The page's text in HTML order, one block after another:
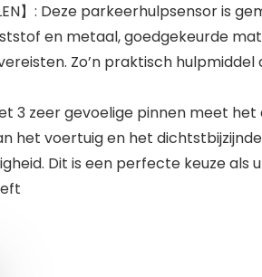
】: Deze parkeerhulpsensor is
en metaal, goedgekeurde
Zo’n praktisch hulpmiddel
3 zeer gevoelige pinnen meet het
het voertuig en het dichtstbijzijnde
Dit is een perfecte keuze als